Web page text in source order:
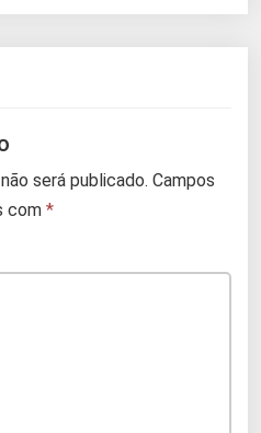
será publicado. Campos
com *